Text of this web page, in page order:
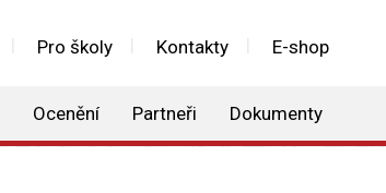
Pro školy Kontakty E-shop
Ocenění Partneři Dokumenty